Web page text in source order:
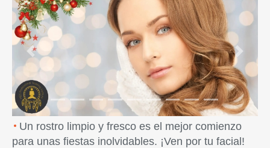
Previous Next
Un rostro limpio y fresco es el mejor comienzo
para unas fiestas inolvidables. ¡Ven por tu facial!